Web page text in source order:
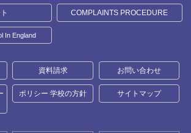
COMPLAINTS PROCEDURE
In England
資料請求 お問い合わせ
ポリシー 学校の方針 サイトマップ